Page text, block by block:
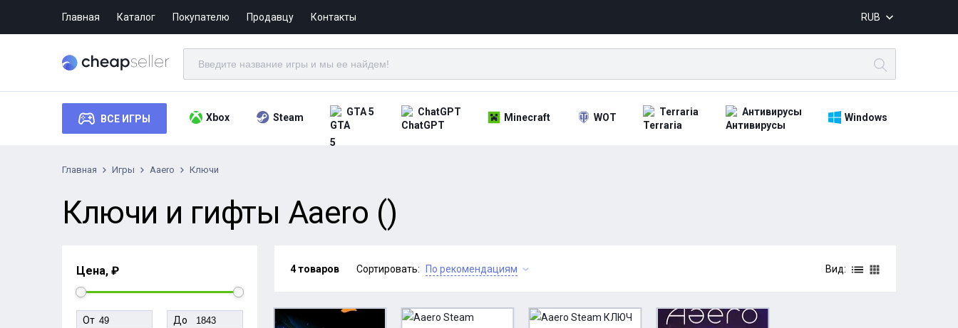
Главная Каталог Покупателю Продавцу Контакты RUB
ВСЕ ИГРЫ Xbox Steam GTA 5 ChatGPT Minecraft WOT Terraria Антивирусы Windows
Главная Игры Aaero Ключи
Ключи и гифты Aaero ()
Цена, ₽
От До
4 товаров Сортировать: По рекомендациям Вид: